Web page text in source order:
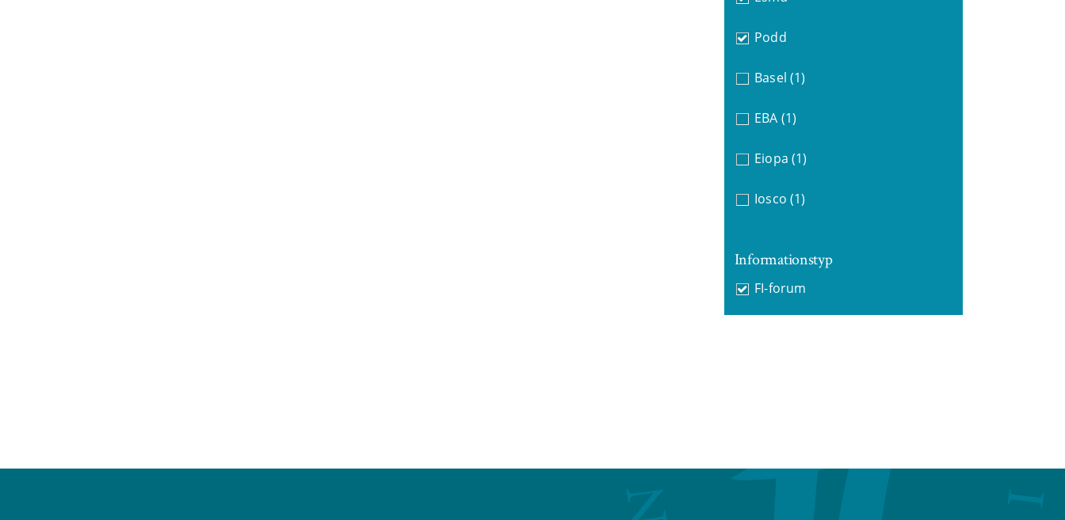
Podd
Basel (1)
EBA (1)
Eiopa (1)
Iosco (1)
Informationstyp
FI-forum